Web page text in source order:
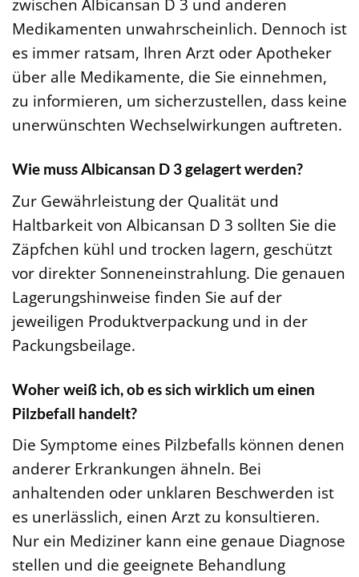
zwischen Albicansan D 3 und anderen
Medikamenten unwahrscheinlich. Dennoch ist
es immer ratsam, Ihren Arzt oder Apotheker
über alle Medikamente, die Sie einnehmen,
zu informieren, um sicherzustellen, dass keine
unerwünschten Wechselwirkungen auftreten.
Wie muss Albicansan D 3 gelagert werden?
Zur Gewährleistung der Qualität und
Haltbarkeit von Albicansan D 3 sollten Sie die
Zäpfchen kühl und trocken lagern, geschützt
vor direkter Sonneneinstrahlung. Die genauen
Lagerungshinweise finden Sie auf der
jeweiligen Produktverpackung und in der
Packungsbeilage.
Woher weiß ich, ob es sich wirklich um einen
Pilzbefall handelt?
Die Symptome eines Pilzbefalls können denen
anderer Erkrankungen ähneln. Bei
anhaltenden oder unklaren Beschwerden ist
es unerlässlich, einen Arzt zu konsultieren.
Nur ein Mediziner kann eine genaue Diagnose
stellen und die geeignete Behandlung